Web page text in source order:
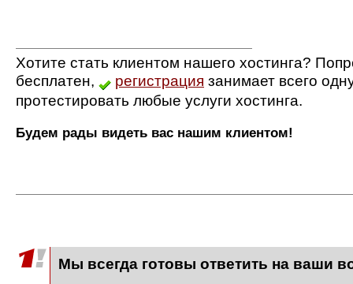
Хотите стать клиентом нашего хостинга?
бесплатен,
регистрация занимает всего
протестировать любые услуги хостинга.
Будем рады видеть вас нашим клиентом!
Мы всегда готовы ответить на ваши